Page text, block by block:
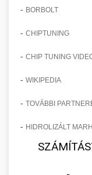
- BORBOLT
- CHIPTUNING
- CHIP TUNING
- WIKIPEDIA
- TOVÁBBI
- HIDROLIZÁLT